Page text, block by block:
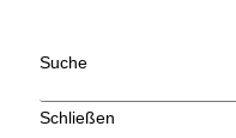
Suche
Schließen